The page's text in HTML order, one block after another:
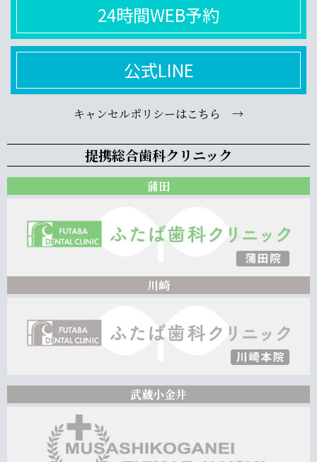
24時間WEB予約
公式LINE
キャンセルポリシーはこちら →
提携総合歯科クリニック
蒲田
川崎
武蔵小金井